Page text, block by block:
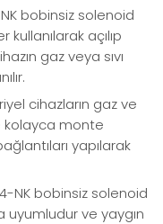
NK bobinsiz solenoid
açılıp
gaz veya sıvı
cihazların gaz ve
kolayca monte
yapılarak
4-NK bobinsiz solenoid
uyumludur ve yaygın